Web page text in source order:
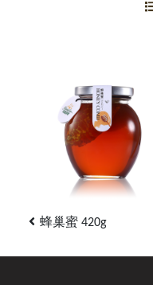
蜂巢蜜 420g